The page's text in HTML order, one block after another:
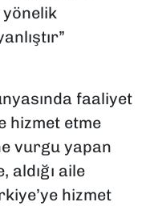
faaliyet
hizmet etme
vurgu yapan
aldığı aile
hizmet